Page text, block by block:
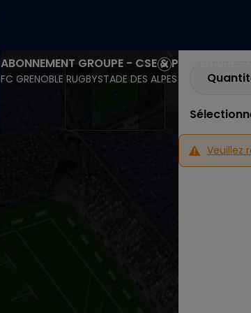
ABONNEMENT GROUPE - CSE & PARTENAIRES
FC GRENOBLE RUGBYSTADE DES ALPES
Veuillez